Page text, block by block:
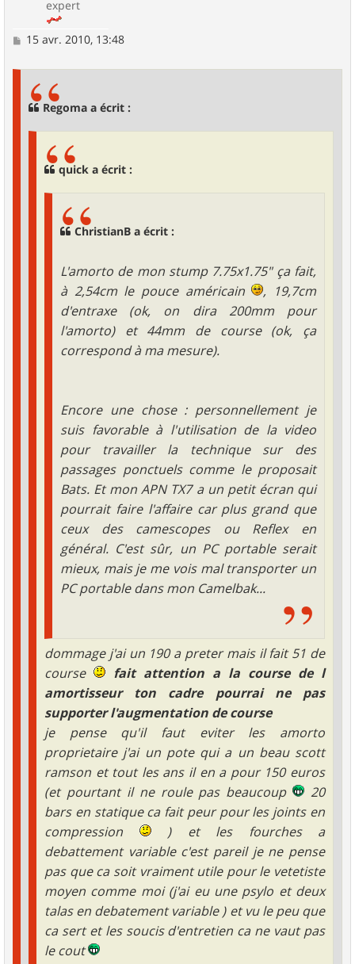
expert
M15 avr. 2010, 13:48
Regoma a écrit :
quick a écrit :
ChristianB a écrit :
L'amorto de mon stump 7.75x1.75" ça fait,
à 2,54cm le pouce américain
, 19,7cm
d'entraxe (ok, on dira 200mm pour
l'amorto) et 44mm de course (ok, ça
correspond à ma mesure).
Encore une chose : personnellement je
suis favorable à l'utilisation de la video
pour travailler la technique sur des
passages ponctuels comme le proposait
Bats. Et mon APN TX7 a un petit écran qui
pourrait faire l'affaire car plus grand que
ceux des camescopes ou Reflex en
général. C'est sûr, un PC portable serait
mieux, mais je me vois mal transporter un
PC portable dans mon Camelbak...
dommage j'ai un 190 a preter mais il fait 51 de
course
fait attention a la course de l
amortisseur ton cadre pourrai ne pas
supporter l'augmentation de course
je pense qu'il faut eviter les amorto
proprietaire j'ai un pote qui a un beau scott
ramson et tout les ans il en a pour 150 euros
(et pourtant il ne roule pas beaucoup
20
bars en statique ca fait peur pour les joints en
compression
) et les fourches a
debattement variable c'est pareil je ne pense
pas que ca soit vraiment utile pour le vetetiste
moyen comme moi (j'ai eu une psylo et deux
talas en debatement variable ) et vu le peu que
ca sert et les soucis d'entretien ca ne vaut pas
le cout